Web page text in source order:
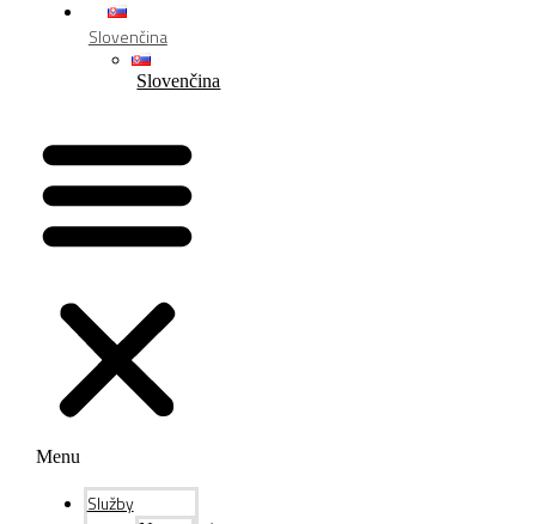
Slovenčina
Slovenčina
Menu
Služby